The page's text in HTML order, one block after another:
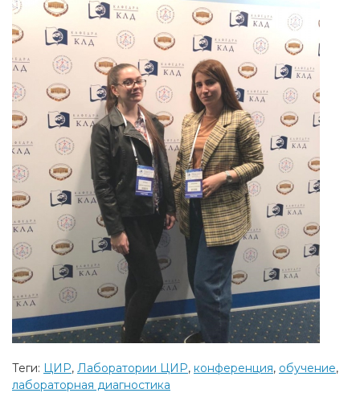
Теги: ЦИР, Лаборатории ЦИР, конференция, обучение,
лабораторная диагностика